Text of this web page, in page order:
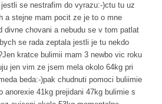
se nestrafim do vyrazu:-)ctu tu uz
a stejne mam pocit ze je to o mne
divne chovani a nebudu se v tom patlat
se rada zeptala jestli je tu nekdo
kratce bulimii mam 3 newbo vic roku
jen vim ze jsem mela okolo 64kg pri
beda:-)pak chudnuti pomoci buliimie
anorexie 41kg prejidani 47kg bulimie s